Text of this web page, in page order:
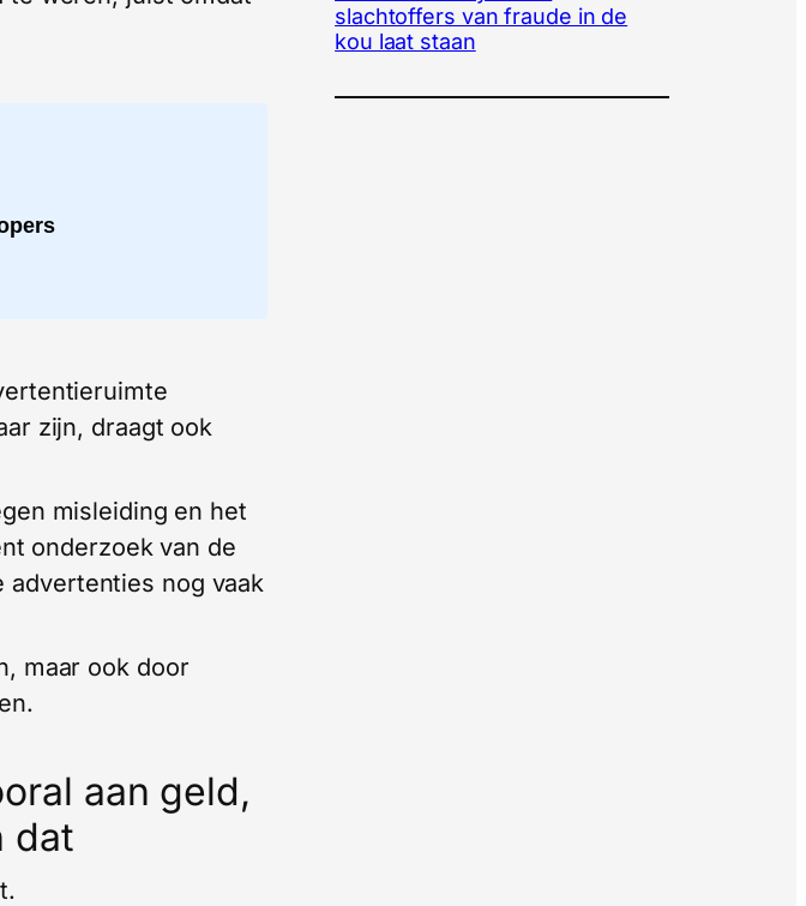
zijn, draagt ook
misleiding en het
onderzoek van de
advertenties nog vaak
maar ook door
aan geld,
dat
slachtoffers van fraude in de
kou laat staan